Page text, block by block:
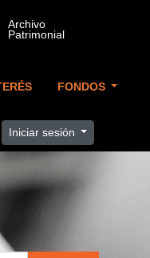
FONDOS
Iniciar sesión